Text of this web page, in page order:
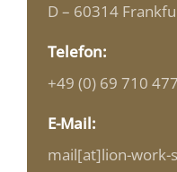
D – 60314
Telefon:
+49 (0) 69 710
E-Mail:
mail[at]lion-work-